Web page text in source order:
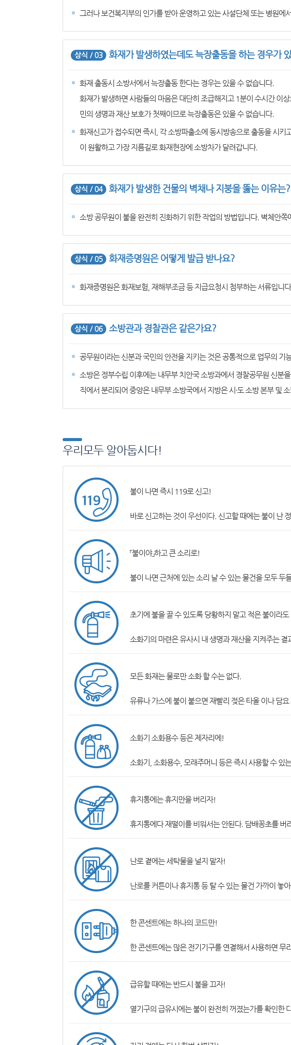
그러나 보건복지부의 인가를 받아 운영하고 있는 사설단체 또는 병원에
상식 / 03 화재가 발생하였는데도 늑장출동을 하는 경우가
화재 출동시 소방서에서 늑장출동 한다는 경우는 있을 수 없습니다.
화재가 발생하면 사람들의 마음은 대단히 조급해지고 1분이 수시간 이
민의 생명과 재산 보호가 첫째이므로 늑장출동은 있을 수 없습니다.
화재신고가 접수되면 즉시, 각 소방파출소에 동시방송으로 출동을 시
이 원활하고 가장 지름길로 화재현장에 소방차가 달려갑니다.
상식 / 04 화재가 발생한 건물의 벽채나 지붕을 뚫는 이유는?
소방 공무원이 불을 완전히 진화하기 위한 작업의 방법입니다. 벽체안
상식 / 05 화재증명원은 어떻게 발급 받나요?
화재증명원은 화재보험, 재해부조금 등 지급요청시 첨부하는 서류입니
상식 / 06 소방관과 경찰관은 같은가요?
공무원이라는 신분과 국민의 안전을 지키는 것은 공통적으로 업무의
소방은 정부수립 이후에는 내무부 치안국 소방과에서 경찰공무원 신
직에서 분리되어 중앙은 내무부 소방국에서 지방은 시·도 소방 본부 및
우리모두 알아둡시다!
불이 나면 즉시 119로 신고!
바로 신고하는 것이 우선이다. 신고할 때에는 불이 난
「불이야」하고 큰 소리로!
불이 나면 근처에 있는 소리 날 수 있는 물건을 모두 두
초기에 불을 끌 수 있도록 당황하지 말고 적은 불이라
소화기의 마련은 유사시 내 생명과 재산을 지켜주는 결
모든 화재는 물로만 소화 할 수는 없다.
유류나 가스에 불이 붙으면 재빨리 젖은 타올 이나 담
소화기 소화용수 등은 제자리에!
소화기, 소화용수, 모래주머니 등은 즉시 사용할 수 있
휴지통에는 휴지만을 버리자!
휴지통에다 재떨이를 비워서는 안된다. 담배꽁초를 버
난로 곁에는 세탁물을 널지 말자!
난로를 커튼이나 휴지통 등 탈 수 있는 물건 가까이 놓
한 콘센트에는 하나의 코드만!
한 콘센트에는 많은 전기기구를 연결해서 사용하면 무
급유할 때에는 반드시 불을 끄자!
열기구의 급유시에는 불이 완전히 꺼졌는가를 확인한